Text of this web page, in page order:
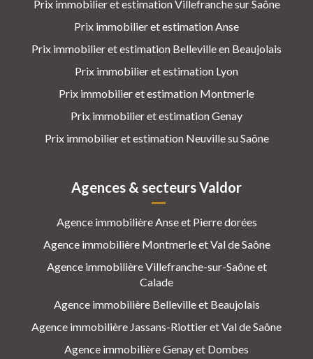
Prix immobilier et estimation Villefranche sur Saône
Prix immobilier et estimation Anse
Prix immobilier et estimation Belleville en Beaujolais
Prix immobilier et estimation Lyon
Prix immobilier et estimation Montmerle
Prix immobilier et estimation Genay
Prix immobilier et estimation Neuville su Saône
Agences & secteurs Valdor
Agence immobilière Anse et Pierre dorées
Agence immobilière Montmerle et Val de Saône
Agence immobilière Villefranche-sur-Saône et
Calade
Agence immobilière Belleville et Beaujolais
Agence immobilière Jassans-Riottier et Val de Saône
Agence immobilière Genay et Dombes